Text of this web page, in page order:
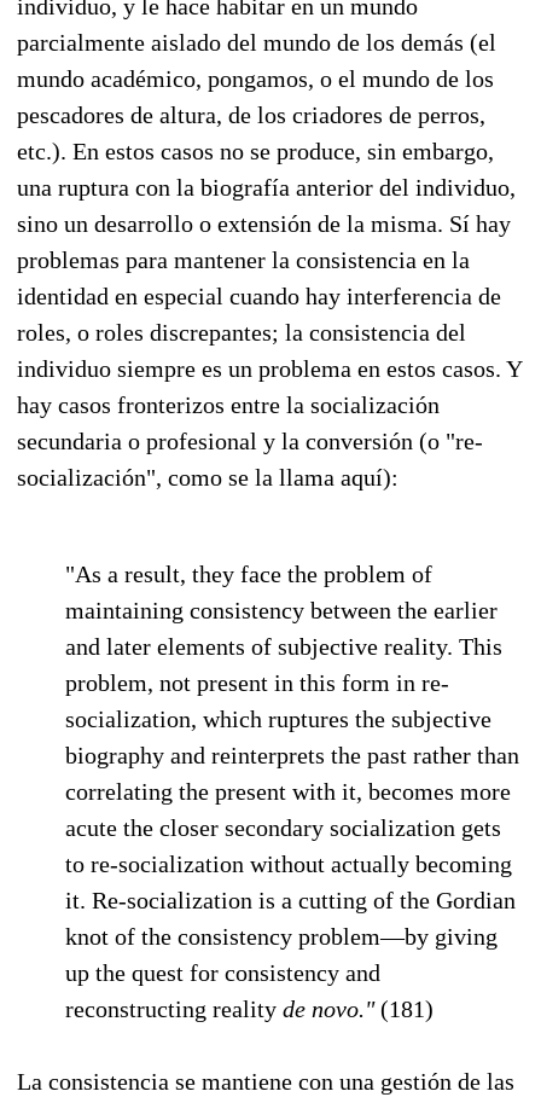
individuo, y le hace habitar en un mundo
parcialmente aislado del mundo de los demás (el
mundo académico, pongamos, o el mundo de los
pescadores de altura, de los criadores de perros,
etc.). En estos casos no se produce, sin embargo,
una ruptura con la biografía anterior del individuo,
sino un desarrollo o extensión de la misma. Sí hay
problemas para mantener la consistencia en la
identidad en especial cuando hay interferencia de
roles, o roles discrepantes; la consistencia del
individuo siempre es un problema en estos casos. Y
hay casos fronterizos entre la socialización
secundaria o profesional y la conversión (o "re-
socialización", como se la llama aquí):
"As a result, they face the problem of
maintaining consistency between the earlier
and later elements of subjective reality. This
problem, not present in this form in re-
socialization, which ruptures the subjective
biography and reinterprets the past rather than
correlating the present with it, becomes more
acute the closer secondary socialization gets
to re-socialization without actually becoming
it. Re-socialization is a cutting of the Gordian
knot of the consistency problem—by giving
up the quest for consistency and
reconstructing reality de novo."(181)
La consistencia se mantiene con una gestión de las